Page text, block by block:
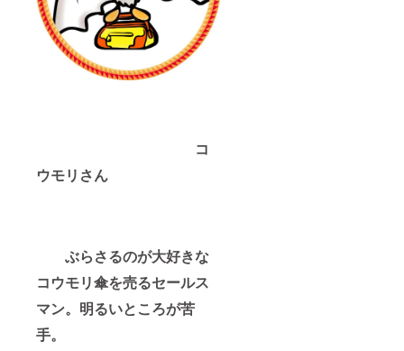
コ
ウモリさん
ぶらさるのが大好きな
コウモリ傘を売るセールス
マン。明るいところが苦
手。